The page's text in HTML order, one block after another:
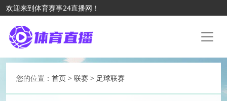
欢迎来到体育赛事24直播网！
您的位置： 首页 > 联赛 > 足球联赛